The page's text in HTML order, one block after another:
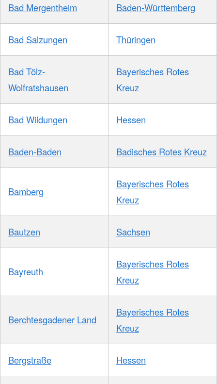
Bad Mergentheim Baden-Württemberg
Bad Salzungen Thüringen
Bad Tölz-
Wolfratshausen
Bayerisches Rotes
Kreuz
Bad Wildungen Hessen
Baden-Baden Badisches Rotes Kreuz
Bamberg
Bayerisches Rotes
Kreuz
Bautzen Sachsen
Bayreuth
Bayerisches Rotes
Kreuz
Berchtesgadener Land
Bayerisches Rotes
Kreuz
Bergstraße Hessen